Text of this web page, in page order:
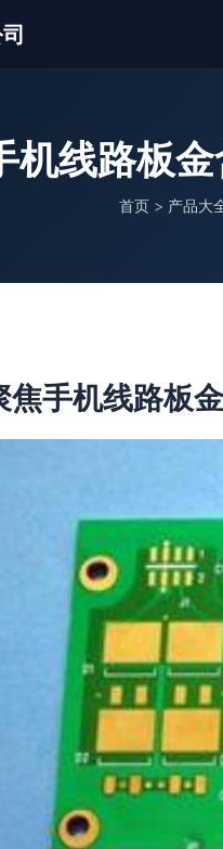
机线路板
首页 > 产品大
焦手机线路板